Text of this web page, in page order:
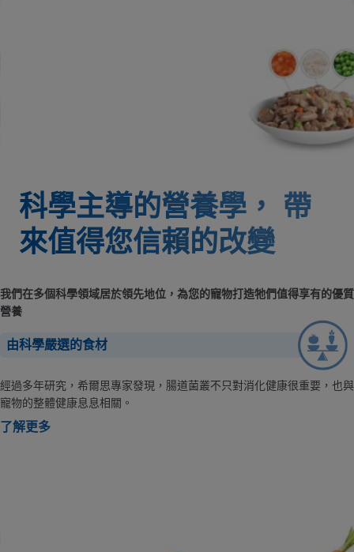
科學主導的營養學， 帶
來值得您信賴的改變
我們在多個科學領域居於領先地位，為您的寵物打造牠們值得享有的優質
營養
由科學嚴選的食材
經過多年研究，希爾思專家發現，腸道菌叢不只對消化健康很重要，也與
寵物的整體健康息息相關。
了解更多